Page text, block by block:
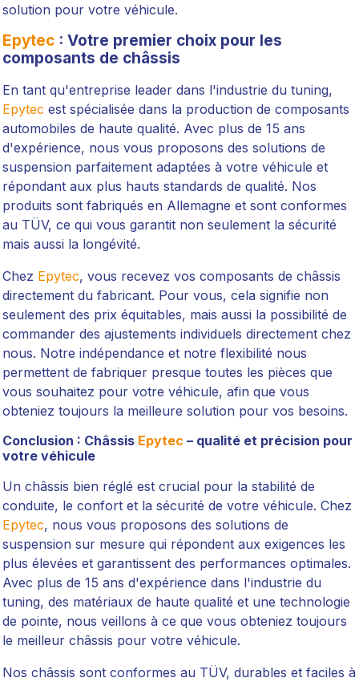
solution pour votre véhicule.
Epytec: Votre premier choix pour les
composants de châssis
En tant qu'entreprise leader dans l'industrie du tuning,
Epytec est spécialisée dans la production de composants
automobiles de haute qualité. Avec plus de 15 ans
d'expérience, nous vous proposons des solutions de
suspension parfaitement adaptées à votre véhicule et
répondant aux plus hauts standards de qualité. Nos
produits sont fabriqués en Allemagne et sont conformes
au TÜV, ce qui vous garantit non seulement la sécurité
mais aussi la longévité.
Chez Epytec, vous recevez vos composants de châssis
directement du fabricant. Pour vous, cela signifie non
seulement des prix équitables, mais aussi la possibilité de
commander des ajustements individuels directement chez
nous. Notre indépendance et notre flexibilité nous
permettent de fabriquer presque toutes les pièces que
vous souhaitez pour votre véhicule, afin que vous
obteniez toujours la meilleure solution pour vos besoins.
Conclusion : Châssis Epytec – qualité et précision pour
votre véhicule
Un châssis bien réglé est crucial pour la stabilité de
conduite, le confort et la sécurité de votre véhicule. Chez
Epytec, nous vous proposons des solutions de
suspension sur mesure qui répondent aux exigences les
plus élevées et garantissent des performances optimales.
Avec plus de 15 ans d'expérience dans l'industrie du
tuning, des matériaux de haute qualité et une technologie
de pointe, nous veillons à ce que vous obteniez toujours
le meilleur châssis pour votre véhicule.
Nos châssis sont conformes au TÜV, durables et faciles à